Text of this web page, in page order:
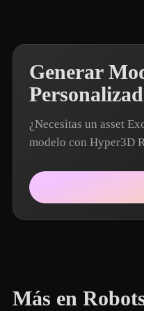
Generar
¿Necesitas un asset
modelo con Hyper3D
Más en